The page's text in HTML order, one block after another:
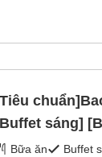
sáng]
Bữa ăn Buffet